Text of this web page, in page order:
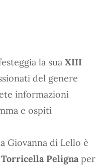
la sua XIII
del genere
informazioni
e ospiti
Giovanna di Lello è
Peligna per